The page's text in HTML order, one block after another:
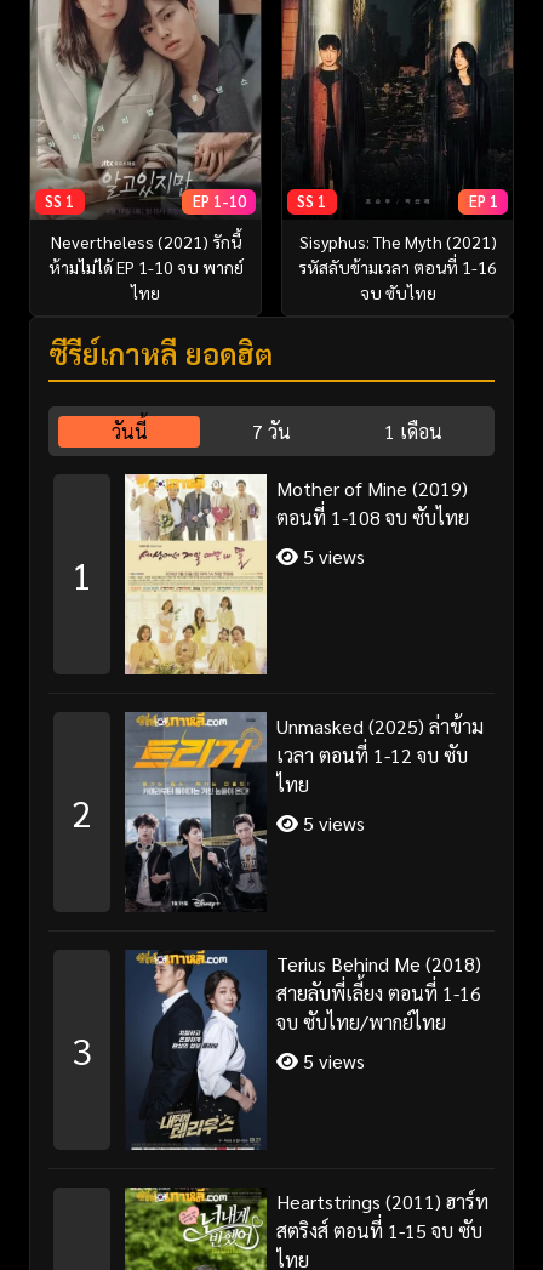
SS 1 EP 1-10
Nevertheless (2021) รักนี้
ห้ามไม่ได้ EP 1-10 จบ พากย์
ไทย
SS 1 EP 1
Sisyphus: The Myth (2021)
รหัสลับข้ามเวลา ตอนที่ 1-16
จบ ซับไทย
ซีรี่ย์เกาหลี ยอดฮิต
วันนี้ 7 วัน 1 เดือน
1
Mother of Mine (2019)
ตอนที่ 1-108 จบ ซับไทย
5 views
2
Unmasked (2025) ล่าข้าม
เวลา ตอนที่ 1-12 จบ ซับ
ไทย
5 views
3
Terius Behind Me (2018)
สายลับพี่เลี้ยง ตอนที่ 1-16
จบ ซับไทย/พากย์ไทย
5 views
Heartstrings (2011) ฮาร์ท
สตริงส์ ตอนที่ 1-15 จบ ซับ
ไทย